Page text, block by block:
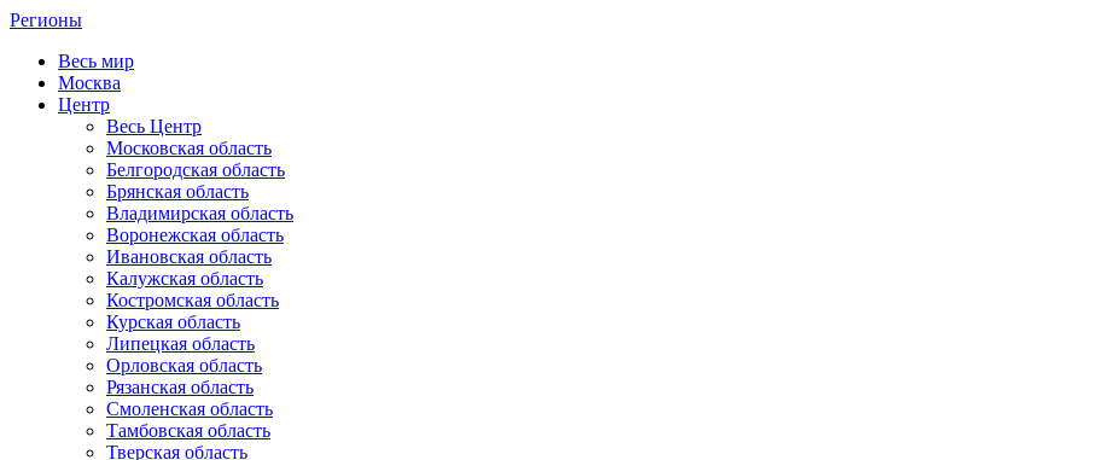
Регионы
Весь мир
Москва
Центр
Весь Центр
Московская область
Белгородская область
Брянская область
Владимирская область
Воронежская область
Ивановская область
Калужская область
Костромская область
Курская область
Липецкая область
Орловская область
Рязанская область
Смоленская область
Тамбовская область
Тверская область